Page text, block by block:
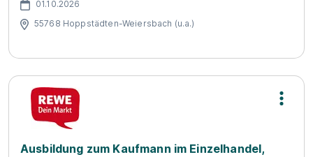
01.10.2026
55768 Hoppstädten-Weiersbach (u.a.)
Ausbildung zum Kaufmann im Einzelhandel,